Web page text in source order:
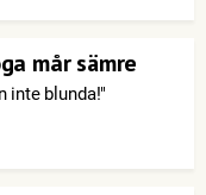
mår sämre
inte blunda!"